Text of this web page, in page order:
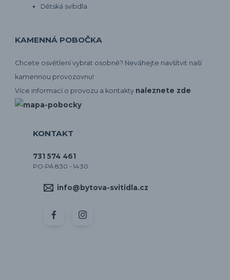
Dětská svítidla
KAMENNÁ POBOČKA
Chcete osvětlení vybrat osobně? Neváhejte navšítvit naší
kamennou provozovnu!
Více informací o provozu a kontakty naleznete zde
KONTAKT
731 574 461
PO-PÁ 8:30 - 14:30
info@bytova-svitidla.cz